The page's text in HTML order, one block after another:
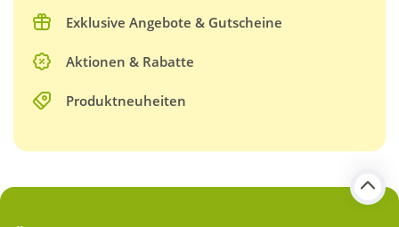
Exklusive Angebote & Gutscheine
Aktionen & Rabatte
Produktneuheiten